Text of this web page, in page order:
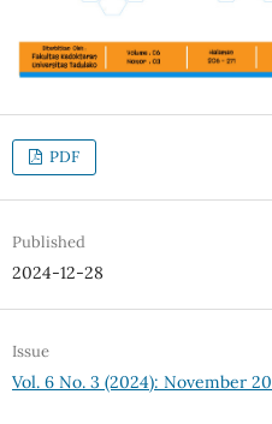
PDF
Published
2024-12-28
Issue
Vol. 6 No. 3 (2024): November